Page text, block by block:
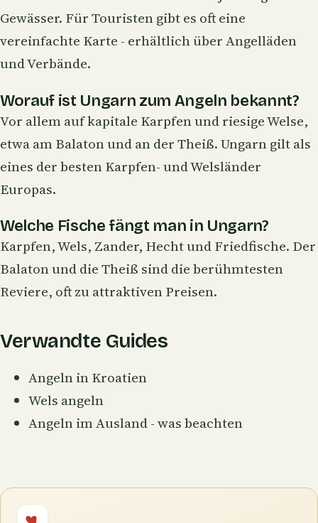
Gewässer. Für Touristen gibt es oft eine
vereinfachte Karte - erhältlich über Angelläden
und Verbände.
Worauf ist Ungarn zum Angeln bekannt?
Vor allem auf kapitale Karpfen und riesige Welse,
etwa am Balaton und an der Theiß. Ungarn gilt als
eines der besten Karpfen- und Welsländer
Europas.
Welche Fische fängt man in Ungarn?
Karpfen, Wels, Zander, Hecht und Friedfische. Der
Balaton und die Theiß sind die berühmtesten
Reviere, oft zu attraktiven Preisen.
Verwandte Guides
Angeln in Kroatien
Wels angeln
Angeln im Ausland - was beachten